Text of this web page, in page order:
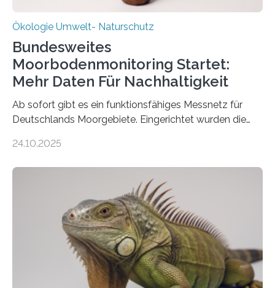
Ökologie Umwelt- Naturschutz
Bundesweites
Moorbodenmonitoring Startet:
Mehr Daten Für Nachhaltigkeit
Ab sofort gibt es ein funktionsfähiges Messnetz für
Deutschlands Moorgebiete. Eingerichtet wurden die
vergangenen fünf Jahren von Wissenschaftlerinnen
heutigen Donnerstag übergeben sie ihren Bericht zur
Aufbauphase an den Auftraggeber, das
Bundesministerium für Landwirtschaft, Ernährung und
Heimat. Braunschweig/Eberswalde (23. Oktober 2025).
Ein Netz aus 155 Messstationen spannt sich neuerdings
über Deutschlands Moorböden. Eingerichtet wurden sie
in den vergangenen fünf Jahren von
Wissenschaftlerinnen und Wissenschaftlern des
24.10.2025